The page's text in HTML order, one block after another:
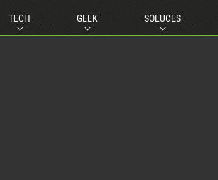
TECH GEEK SOLUCES